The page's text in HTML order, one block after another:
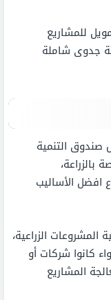
للمشاريع
جدوى شاملة
صندوق التنمية
بالزراعة،
افضل الأساليب
المشروعات الزراعية،
كانوا شركات أو
المشاريع